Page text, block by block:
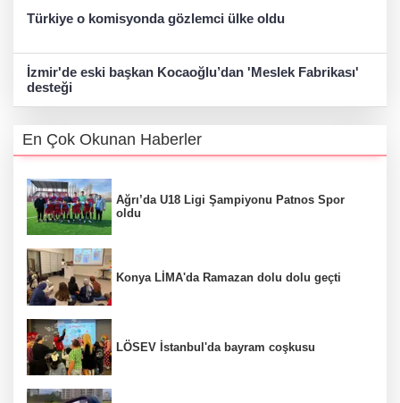
Türkiye o komisyonda gözlemci ülke oldu
İzmir'de eski başkan Kocaoğlu’dan 'Meslek Fabrikası'
desteği
En Çok Okunan Haberler
Ağrı’da U18 Ligi Şampiyonu Patnos Spor
oldu
Konya LİMA'da Ramazan dolu dolu geçti
LÖSEV İstanbul'da bayram coşkusu